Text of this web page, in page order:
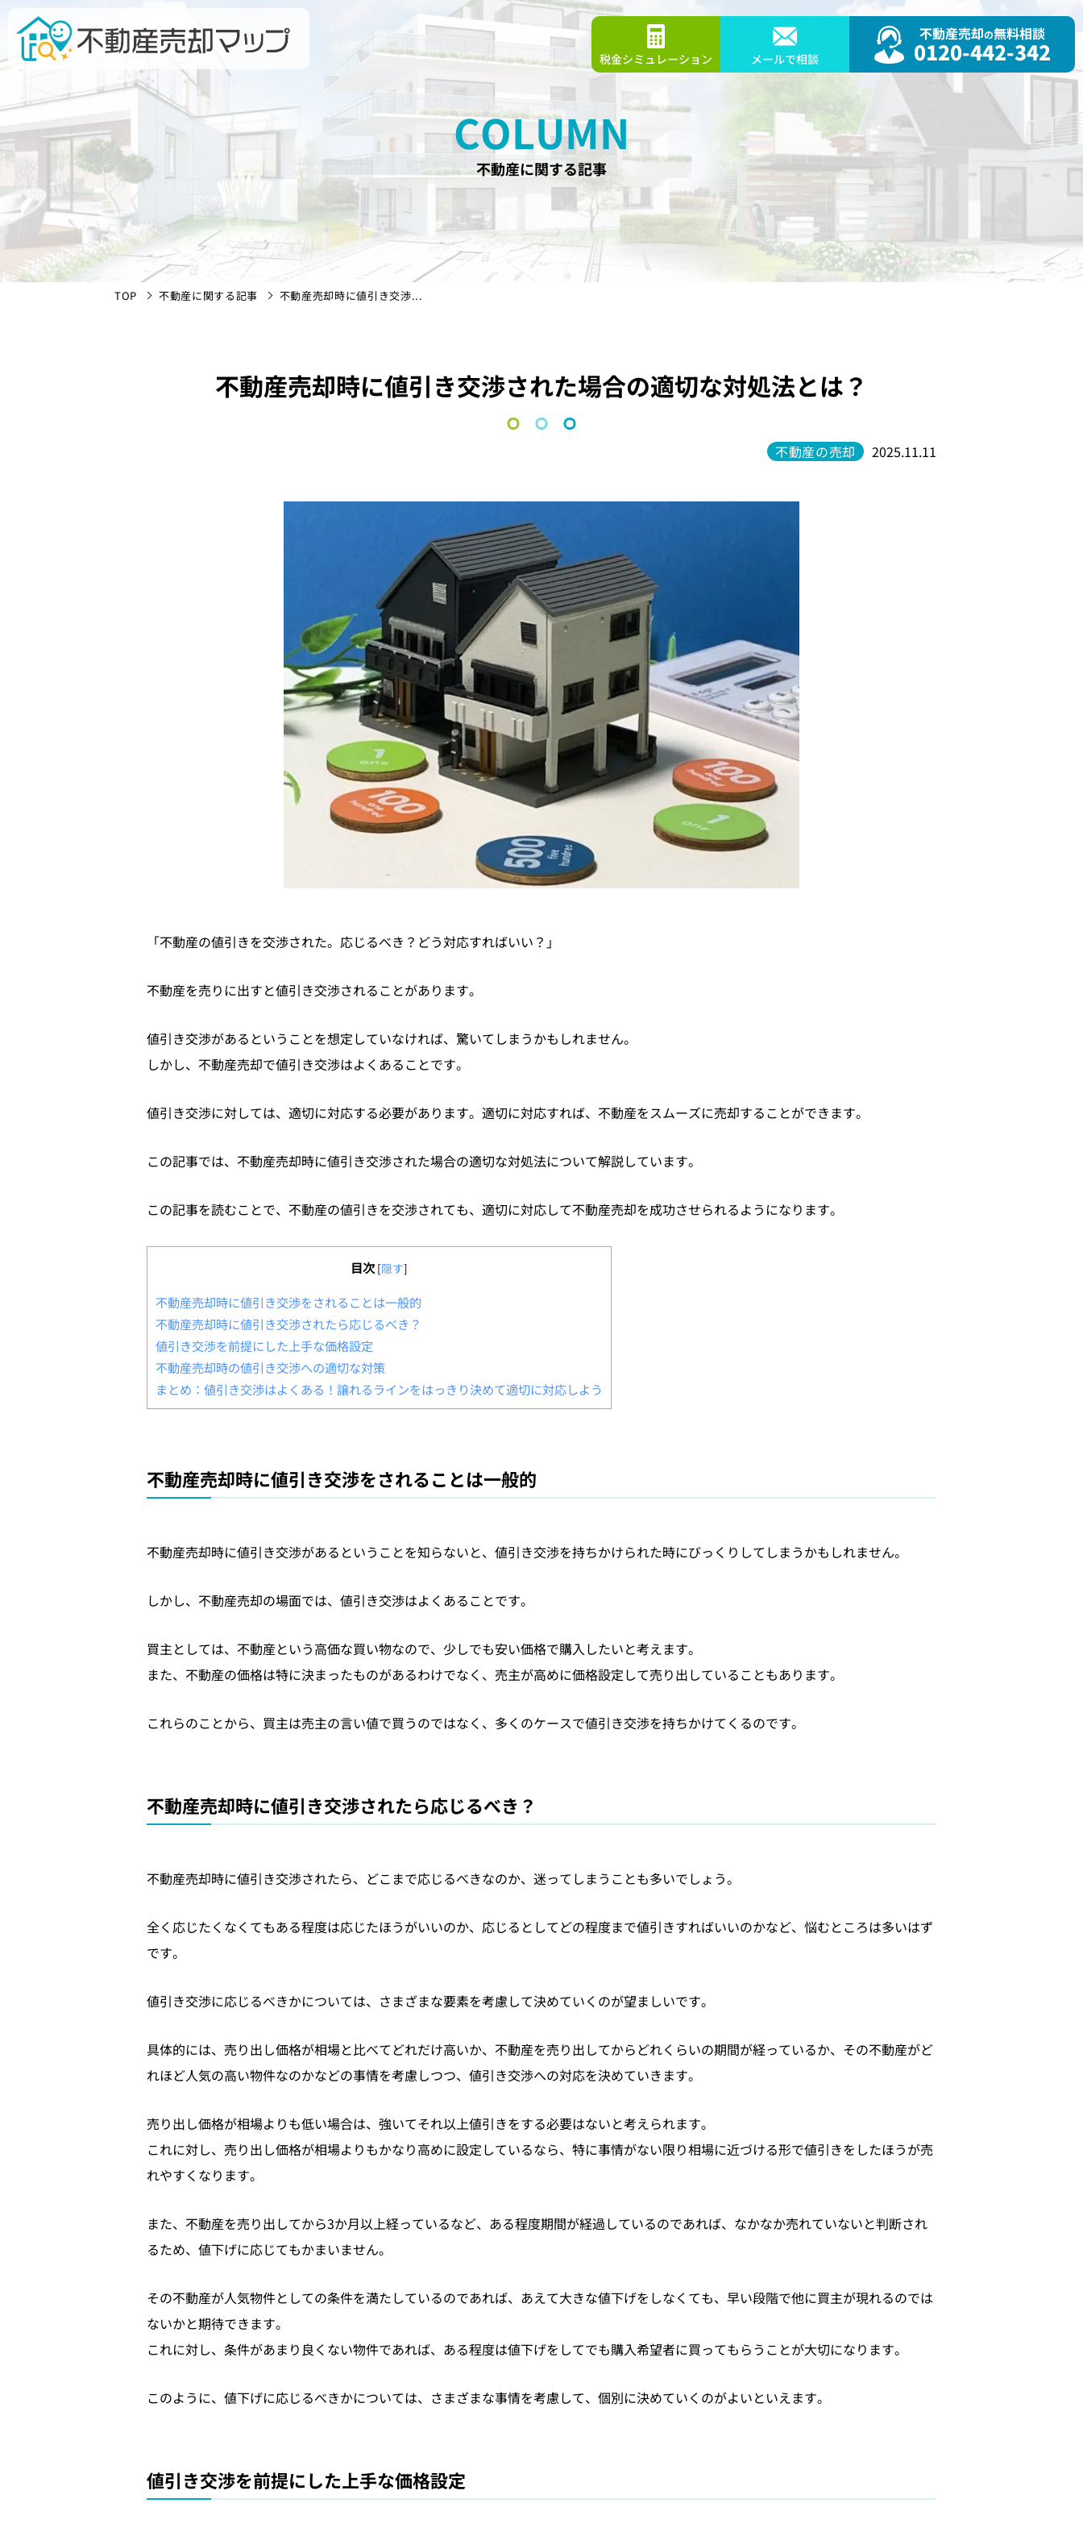
税金シミュレーション メールで相談
不動産売却の無料相談
0120-442-342
COLUMN
不動産に関する記事
TOP 不動産に関する記事 不動産売却時に値引き交渉...
不動産売却時に値引き交渉された場合の適切な対処法とは？
不動産の売却 2025.11.11
「不動産の値引きを交渉された。応じるべき？どう対応すればいい？」
不動産を売りに出すと値引き交渉されることがあります。
値引き交渉があるということを想定していなければ、驚いてしまうかもしれません。
しかし、不動産売却で値引き交渉はよくあることです。
値引き交渉に対しては、適切に対応する必要があります。適切に対応すれば、不動産をスムーズに売却することができます。
この記事では、不動産売却時に値引き交渉された場合の適切な対処法について解説しています。
この記事を読むことで、不動産の値引きを交渉されても、適切に対応して不動産売却を成功させられるようになります。
目次 [隠す]
不動産売却時に値引き交渉をされることは一般的
不動産売却時に値引き交渉されたら応じるべき？
値引き交渉を前提にした上手な価格設定
不動産売却時の値引き交渉への適切な対策
まとめ：値引き交渉はよくある！譲れるラインをはっきり決めて適切に対応しよう
不動産売却時に値引き交渉をされることは一般的
不動産売却時に値引き交渉があるということを知らないと、値引き交渉を持ちかけられた時にびっくりしてしまうかもしれません。
しかし、不動産売却の場面では、値引き交渉はよくあることです。
買主としては、不動産という高価な買い物なので、少しでも安い価格で購入したいと考えます。
また、不動産の価格は特に決まったものがあるわけでなく、売主が高めに価格設定して売り出していることもあります。
これらのことから、買主は売主の言い値で買うのではなく、多くのケースで値引き交渉を持ちかけてくるのです。
不動産売却時に値引き交渉されたら応じるべき？
不動産売却時に値引き交渉されたら、どこまで応じるべきなのか、迷ってしまうことも多いでしょう。
全く応じたくなくてもある程度は応じたほうがいいのか、応じるとしてどの程度まで値引きすればいいのかなど、悩むところは多いはず
です。
値引き交渉に応じるべきかについては、さまざまな要素を考慮して決めていくのが望ましいです。
具体的には、売り出し価格が相場と比べてどれだけ高いか、不動産を売り出してからどれくらいの期間が経っているか、その不動産がど
れほど人気の高い物件なのかなどの事情を考慮しつつ、値引き交渉への対応を決めていきます。
売り出し価格が相場よりも低い場合は、強いてそれ以上値引きをする必要はないと考えられます。
これに対し、売り出し価格が相場よりもかなり高めに設定しているなら、特に事情がない限り相場に近づける形で値引きをしたほうが売
れやすくなります。
また、不動産を売り出してから3か月以上経っているなど、ある程度期間が経過しているのであれば、なかなか売れていないと判断され
るため、値下げに応じてもかまいません。
その不動産が人気物件としての条件を満たしているのであれば、あえて大きな値下げをしなくても、早い段階で他に買主が現れるのでは
ないかと期待できます。
これに対し、条件があまり良くない物件であれば、ある程度は値下げをしてでも購入希望者に買ってもらうことが大切になります。
このように、値下げに応じるべきかについては、さまざまな事情を考慮して、個別に決めていくのがよいといえます。
値引き交渉を前提にした上手な価格設定